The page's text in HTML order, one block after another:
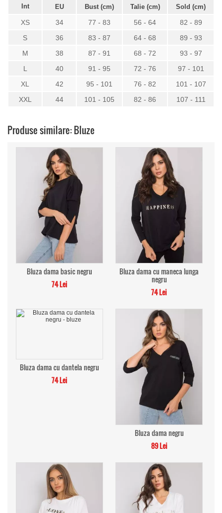
Int EU Bust (cm) Talie (cm) Sold (cm)
XS 34 77 - 83 56 - 64
82 - 89
S
36 83 - 87 64 - 68
89 - 93
M
38 87 - 91 68 - 72
93 - 97
L
40 91 - 95 72 - 76
97 - 101
XL
42 95 - 101 76 - 82
101 - 107
XXL
44 101 - 105 82 - 86 107 - 111
Produse similare: Bluze
Bluza dama basic negru
74 Lei
Bluza dama cu maneca lunga
negru
74 Lei
Bluza dama cu dantela negru
74 Lei
Bluza dama negru
89 Lei